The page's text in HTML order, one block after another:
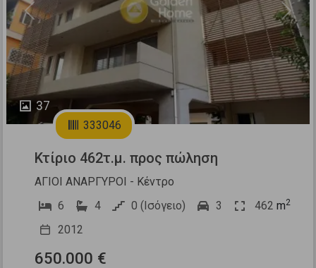
37
Previous Next
333046
Κτίριο 462τ.μ. προς πώληση
ΑΓΙΟΙ ΑΝΑΡΓΥΡΟΙ - Κέντρο
6
4 0 (Ισόγειο) 3 462 m2
2012
650.000 €